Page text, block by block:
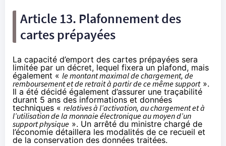
Article 13. Plafonnement des
cartes prépayées
La capacité d’emport des cartes prépayées sera
limitée par un décret, lequel fixera un plafond, mais
également « le montant maximal de chargement, de
remboursement et de retrait à partir de ce même support».
Il a été décidé également d’assurer une traçabilité
durant 5 ans des informations et données
techniques « relatives à l’activation, au chargement et à
l’utilisation de la monnaie électronique au moyen d’un
support physique ». Un arrêté du ministre chargé de
l’économie détaillera les modalités de ce recueil et
de la conservation des données traitées.